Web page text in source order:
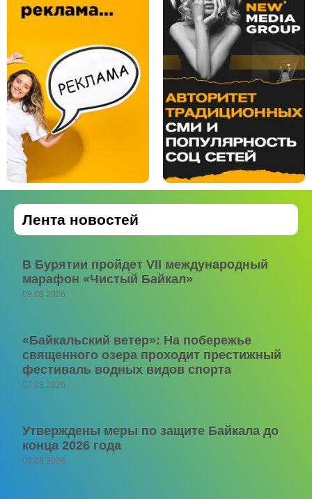
Лента новостей
В Бурятии пройдет VII международный
марафон «Чистый Байкал»
08.08.2026
«Байкальский ветер»: На побережье
священного озера проходит престижный
фестиваль водных видов спорта
07.08.2026
Утверждены меры по защите Байкала до
конца 2026 года
06.08.2026